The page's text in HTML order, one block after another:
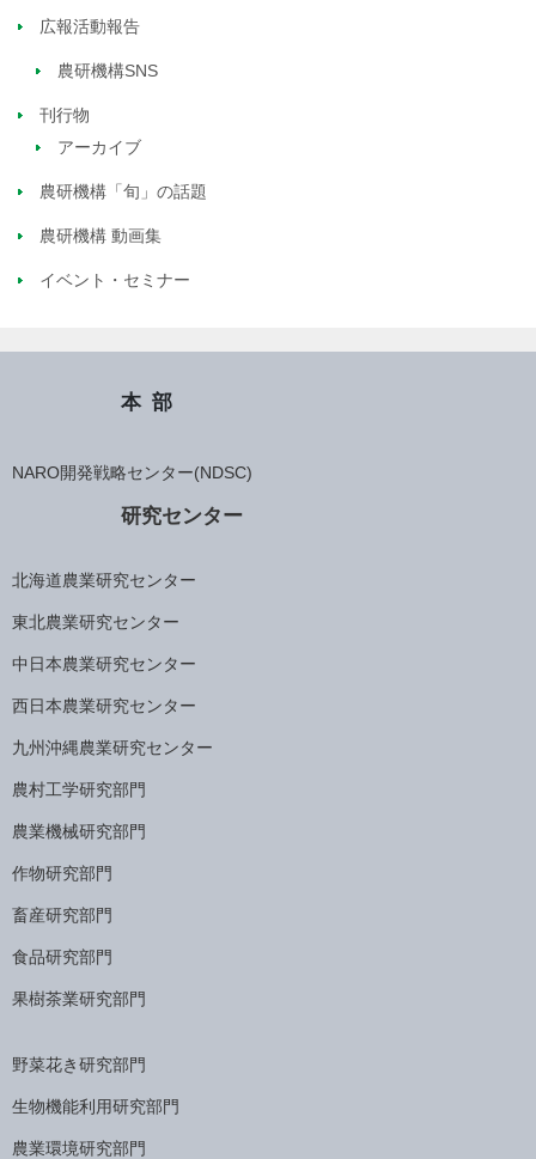
広報活動報告
農研機構SNS
刊行物
アーカイブ
農研機構「旬」の話題
農研機構 動画集
イベント・セミナー
本部
NARO開発戦略センター(NDSC)
研究センター
北海道農業研究センター
東北農業研究センター
中日本農業研究センター
西日本農業研究センター
九州沖縄農業研究センター
農村工学研究部門
農業機械研究部門
作物研究部門
畜産研究部門
食品研究部門
果樹茶業研究部門
野菜花き研究部門
生物機能利用研究部門
農業環境研究部門